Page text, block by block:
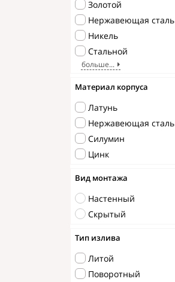
Золотой
Нержавеющая сталь
Никель
Стальной
больше...
Материал корпуса
Латунь
Нержавеющая сталь
Силумин
Цинк
Вид монтажа
Настенный
Скрытый
Тип излива
Литой
Поворотный